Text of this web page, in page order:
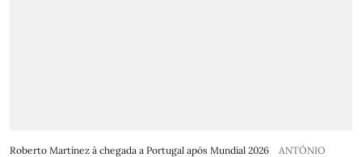
Roberto Martínez à chegada a Portugal após Mundial 2026
ANTÓNIO